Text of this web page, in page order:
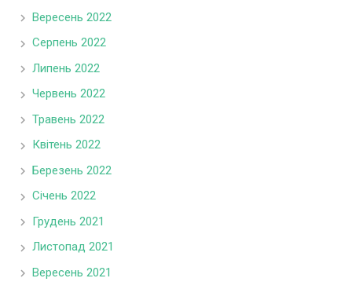
Вересень 2022
Серпень 2022
Липень 2022
Червень 2022
Травень 2022
Квітень 2022
Березень 2022
Січень 2022
Грудень 2021
Листопад 2021
Вересень 2021